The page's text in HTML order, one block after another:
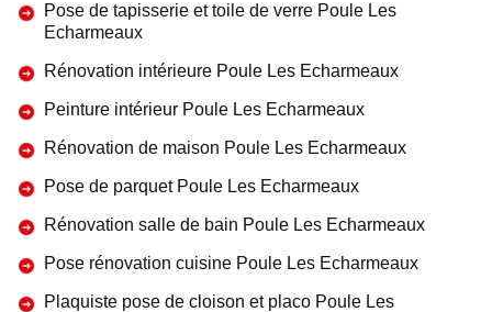
Pose de tapisserie et toile de verre Poule Les
Echarmeaux
Rénovation intérieure Poule Les Echarmeaux
Peinture intérieur Poule Les Echarmeaux
Rénovation de maison Poule Les Echarmeaux
Pose de parquet Poule Les Echarmeaux
Rénovation salle de bain Poule Les Echarmeaux
Pose rénovation cuisine Poule Les Echarmeaux
Plaquiste pose de cloison et placo Poule Les